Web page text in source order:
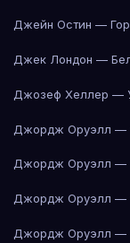
Джейн Остин —
Джек Лондон —
Джозеф Хеллер —
Джордж Оруэлл —
Джордж Оруэлл —
Джордж Оруэлл —
Джордж Оруэлл —